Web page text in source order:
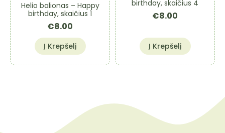
Helio balionas – Happy
birthday, skaičius 1
€8.00
Į Krepšelį
birthday, skaičius 4
€8.00
Į Krepšelį